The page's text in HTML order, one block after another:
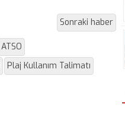
Sonraki haber
ATSO
Plaj Kullanım Talimatı